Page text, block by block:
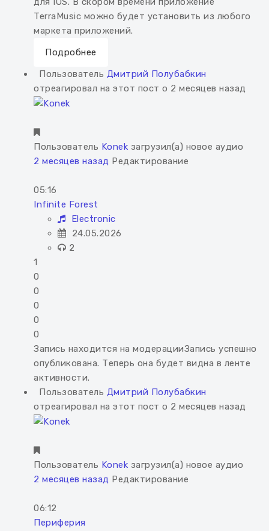
TerraMusic можно будет установить из любого
маркета приложений.
Подробнее
Пользователь Дмитрий Полубабкин
отреагировал на этот пост о 2 месяцев назад
Пользователь Konek загрузил(а) новое аудио
2 месяцев назад Редактирование
05:16
Infinite Forest
Electronic
24.05.2026
2
1
0
0
0
0
0
Запись находится на модерацииЗапись успешно
опубликована. Теперь она будет видна в ленте
активности.
Пользователь Дмитрий Полубабкин
отреагировал на этот пост о 2 месяцев назад
Пользователь Konek загрузил(а) новое аудио
2 месяцев назад Редактирование
06:12
Периферия